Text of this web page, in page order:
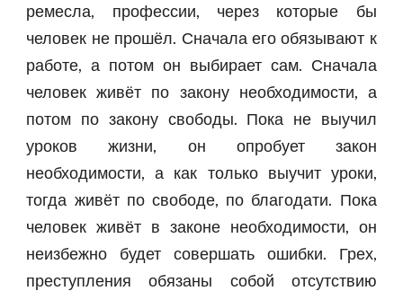
ремесла, профессии, через которые бы
человек не прошёл. Сначала его обязывают к
работе, а потом он выбирает сам. Сначала
человек живёт по закону необходимости, а
потом по закону свободы. Пока не выучил
уроков жизни, он опробует закон
необходимости, а как только выучит уроки,
тогда живёт по свободе, по благодати. Пока
человек живёт в законе необходимости, он
неизбежно будет совершать ошибки. Грех,
преступления обязаны собой отсутствию